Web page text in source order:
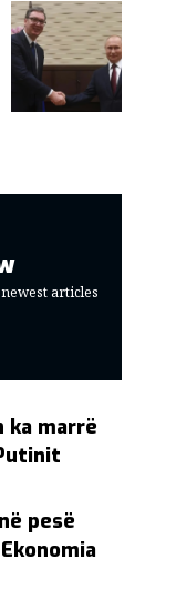
articles
ka marrë
pesë